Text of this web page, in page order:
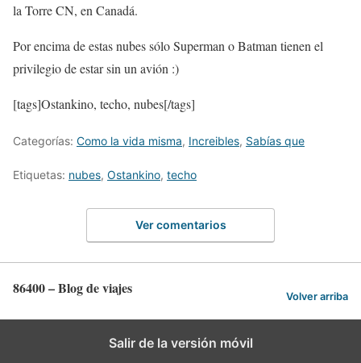
la Torre CN, en Canadá.
Por encima de estas nubes sólo Superman o Batman tienen el
privilegio de estar sin un avión :)
[tags]Ostankino, techo, nubes[/tags]
Categorías: Como la vida misma, Increibles, Sabías que
Etiquetas: nubes, Ostankino, techo
Ver comentarios
86400 – Blog de viajes Volver arriba
Salir de la versión móvil